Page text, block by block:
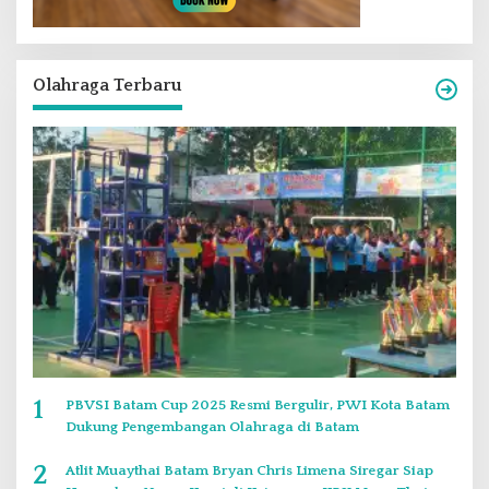
Olahraga Terbaru
1
PBVSI Batam Cup 2025 Resmi Bergulir, PWI Kota Batam
Dukung Pengembangan Olahraga di Batam
2
Atlit Muaythai Batam Bryan Chris Limena Siregar Siap